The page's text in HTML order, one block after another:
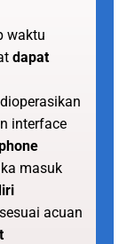
waktu
dapat
interface
masuk
sesuai acuan